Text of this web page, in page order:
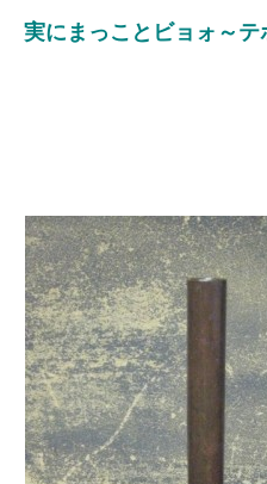
実にまっことビョォ～テ